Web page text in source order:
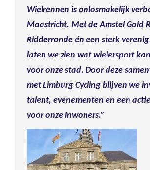
Wielrennen is onlosmakelijk
Maastricht. Met de Amstel Gold
Ridderronde én een sterk
laten we zien wat wielersport
voor onze stad. Door deze
met Limburg Cycling blijven we
talent, evenementen en een
voor onze inwoners.”